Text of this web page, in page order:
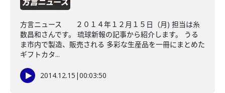
方言ニュース ２０１４年１２月１５日（月) 担当は糸
数昌和さんです。 琉球新報の記事から紹介します。 うる
ま市内で製造、販売される 多彩な生産品を一冊にまとめた
ギフトカタ...
2014.12.15 |00:03:50